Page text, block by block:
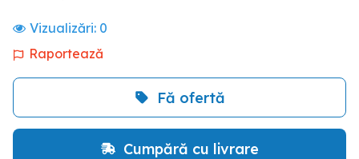
Vizualizări: 0
Raportează
Fă ofertă
Cumpără cu livrare